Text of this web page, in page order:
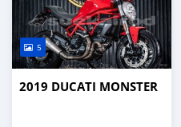
5
2019 DUCATI MONSTER